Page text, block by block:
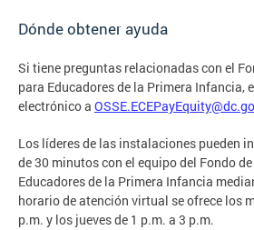
Dónde obtener ayuda
Si tiene preguntas relacionadas con el
para Educadores de la Primera Infancia,
electrónico a
Los líderes de las instalaciones pueden
de 30 minutos con el equipo del Fondo
Educadores de la Primera Infancia
horario de atención virtual se ofrece los
p.m. y los jueves de 1 p.m. a 3 p.m.